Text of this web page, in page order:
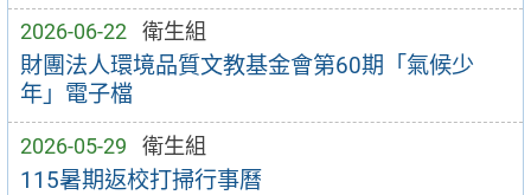
2026-06-22 衛生組
財團法人環境品質文教基金會第60期「氣候少
年」電子檔
2026-05-29 衛生組
115暑期返校打掃行事曆